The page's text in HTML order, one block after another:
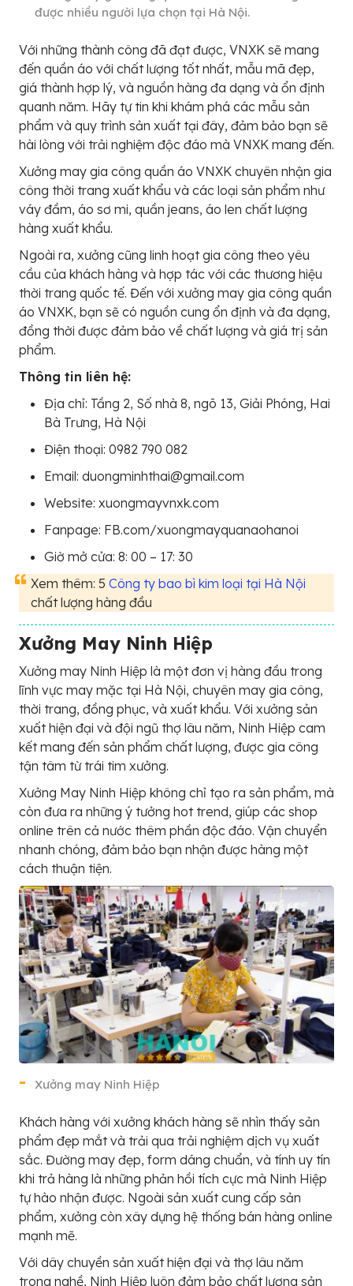
được nhiều người lựa chọn tại Hà Nội.
Với những thành công đã đạt được, VNXK sẽ mang
đến quần áo với chất lượng tốt nhất, mẫu mã đẹp,
giá thành hợp lý, và nguồn hàng đa dạng và ổn định
quanh năm. Hãy tự tin khi khám phá các mẫu sản
phẩm và quy trình sản xuất tại đây, đảm bảo bạn sẽ
hài lòng với trải nghiệm độc đáo mà VNXK mang đến.
Xưởng may gia công quần áo VNXK chuyên nhận gia
công thời trang xuất khẩu và các loại sản phẩm như
váy đầm, áo sơ mi, quần jeans, áo len chất lượng
hàng xuất khẩu.
Ngoài ra, xưởng cũng linh hoạt gia công theo yêu
cầu của khách hàng và hợp tác với các thương hiệu
thời trang quốc tế. Đến với xưởng may gia công quần
áo VNXK, bạn sẽ có nguồn cung ổn định và đa dạng,
đồng thời được đảm bảo về chất lượng và giá trị sản
phẩm.
Thông tin liên hệ:
Địa chỉ: Tầng 2, Số nhà 8, ngõ 13, Giải Phóng, Hai
Bà Trưng, Hà Nội
Điện thoại: 0982 790 082
Email: duongminhthai@gmail.com
Website: xuongmayvnxk.com
Fanpage: FB.com/xuongmayquanaohanoi
Giờ mở cửa: 8: 00 – 17: 30
Xem thêm: 5 Công ty bao bì kim loại tại Hà Nội
chất lượng hàng đầu
Xưởng May Ninh Hiệp
Xưởng may Ninh Hiệp là một đơn vị hàng đầu trong
lĩnh vực may mặc tại Hà Nội, chuyên may gia công,
thời trang, đồng phục, và xuất khẩu. Với xưởng sản
xuất hiện đại và đội ngũ thợ lâu năm, Ninh Hiệp cam
kết mang đến sản phẩm chất lượng, được gia công
tận tâm từ trái tim xưởng.
Xưởng May Ninh Hiệp không chỉ tạo ra sản phẩm, mà
còn đưa ra những ý tưởng hot trend, giúp các shop
online trên cả nước thêm phần độc đáo. Vận chuyển
nhanh chóng, đảm bảo bạn nhận được hàng một
cách thuận tiện.
Xưởng may Ninh Hiệp
Khách hàng với xưởng khách hàng sẽ nhìn thấy sản
phẩm đẹp mắt và trải qua trải nghiệm dịch vụ xuất
sắc. Đường may đẹp, form dáng chuẩn, và tính uy tín
khi trả hàng là những phản hồi tích cực mà Ninh Hiệp
tự hào nhận được. Ngoài sản xuất cung cấp sản
phẩm, xưởng còn xây dựng hệ thống bán hàng online
mạnh mẽ.
Với dây chuyền sản xuất hiện đại và thợ lâu năm
trong nghề, Ninh Hiệp luôn đảm bảo chất lượng sản